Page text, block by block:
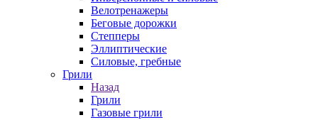
Велотренажеры
Беговые дорожки
Степперы
Эллиптические
Силовые, гребные
Грили
Назад
Грили
Газовые грили